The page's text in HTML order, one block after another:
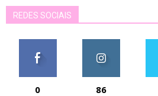
REDES SOCIAIS
0 86